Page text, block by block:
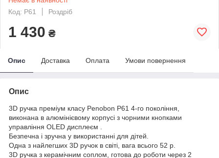
Код: P61
Роздріб
1 430 ₴
Опис Доставка Оплата Умови повернення
Опис
3D ручка преміум класу Penobon P61 4-го покоління,
виконана в алюмінієвому корпусі з чорними кнопками
управління OLED дисплеєм .
Безпечна і зручна у використанні для дітей.
Одна з найлегших 3D ручок в світі, вага всього 52 р.
3D ручка з керамічним соплом, готова до роботи через 2